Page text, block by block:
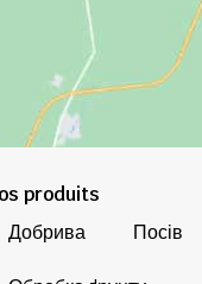
produits
Добрива
Посів